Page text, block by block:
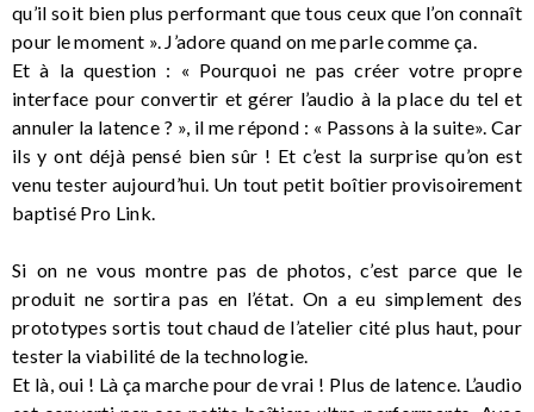
qu’il soit bien plus performant que tous ceux que l’on connaît
pour le moment ». J’adore quand on me parle comme ça.
Et à la question : « Pourquoi ne pas créer votre propre
interface pour convertir et gérer l’audio à la place du tel et
annuler la latence ? », il me répond : « Passons à la suite». Car
ils y ont déjà pensé bien sûr ! Et c’est la surprise qu’on est
venu tester aujourd’hui. Un tout petit boîtier provisoirement
baptisé Pro Link.
Si on ne vous montre pas de photos, c’est parce que le
produit ne sortira pas en l’état. On a eu simplement des
prototypes sortis tout chaud de l’atelier cité plus haut, pour
tester la viabilité de la technologie.
Et là, oui ! Là ça marche pour de vrai ! Plus de latence. L’audio